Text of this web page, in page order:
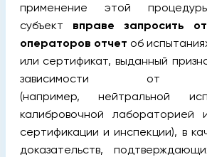
применение этой
субъект вправе запросить от
операторов отчет об
или сертификат, выданный
зависимости от
(например, нейтральной
калибровочной лабораторией
сертификации и инспекции), в
доказательств,